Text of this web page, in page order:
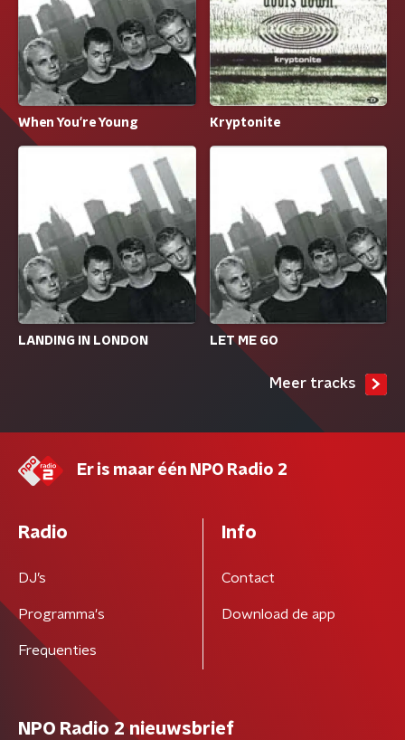
When You're Young Kryptonite
LANDING IN LONDON LET ME GO
Meer tracks
Er is maar één NPO Radio 2
Radio
DJ’s
Programma's
Frequenties
Info
Contact
Download de app
NPO Radio 2 nieuwsbrief